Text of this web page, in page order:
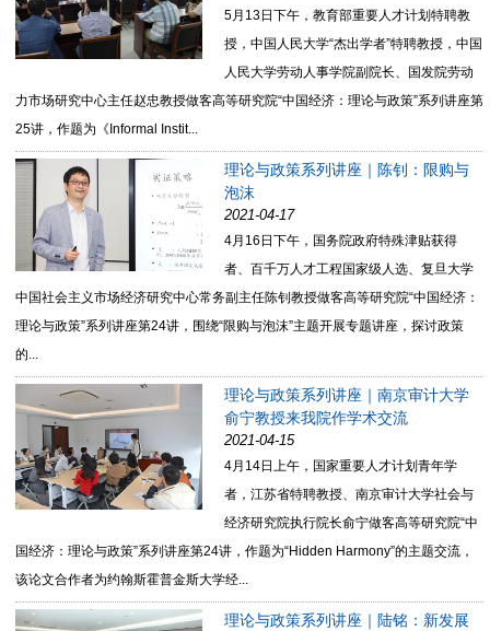
5月13日下午，教育部重要人才计划特聘教
授，中国人民大学“杰出学者”特聘教授，中国
人民大学劳动人事学院副院长、国发院劳动
力市场研究中心主任赵忠教授做客高等研究院“中国经济：理论与政策”系列讲座第
25讲，作题为《Informal Instit...
理论与政策系列讲座｜陈钊：限购与
泡沫
2021-04-17
4月16日下午，国务院政府特殊津贴获得
者、百千万人才工程国家级人选、复旦大学
中国社会主义市场经济研究中心常务副主任陈钊教授做客高等研究院“中国经济：
理论与政策”系列讲座第24讲，围绕“限购与泡沫”主题开展专题讲座，探讨政策
的...
理论与政策系列讲座｜南京审计大学
俞宁教授来我院作学术交流
2021-04-15
4月14日上午，国家重要人才计划青年学
者，江苏省特聘教授、南京审计大学社会与
经济研究院执行院长俞宁做客高等研究院“中
国经济：理论与政策”系列讲座第24讲，作题为“Hidden Harmony”的主题交流，
该论文合作者为约翰斯霍普金斯大学经...
理论与政策系列讲座｜陆铭：新发展